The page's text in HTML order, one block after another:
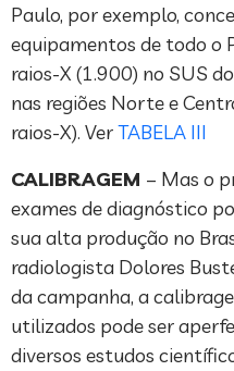
Paulo, por exemplo,
equipamentos de todo o
raios-X (1.900) no SUS
nas regiões Norte e
raios-X). VerTABELA III
CALIBRAGEM – Mas o
exames de diagnóstico
sua alta produção no
radiologista Dolores
da campanha, a
utilizados pode ser
diversos estudos